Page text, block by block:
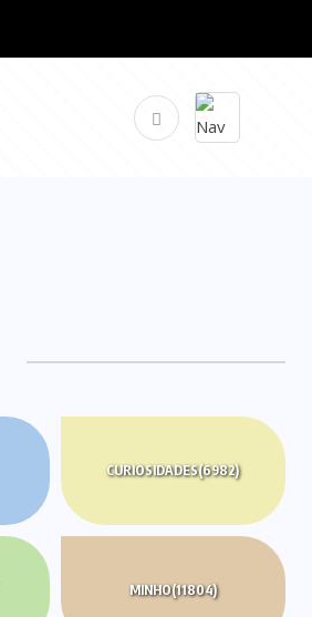
CURIOSIDADES(6982)
MINHO(11804)